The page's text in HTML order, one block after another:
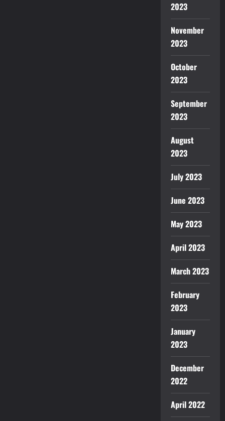
2023
November
2023
October
2023
September
2023
August
2023
July 2023
June 2023
May 2023
April 2023
March 2023
February
2023
January
2023
December
2022
April 2022